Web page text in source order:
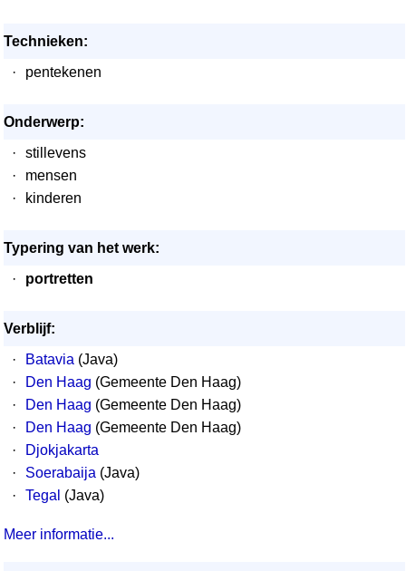
Technieken:
·
pentekenen
Onderwerp:
·
stillevens
·
mensen
·
kinderen
Typering van het werk:
·
portretten
Verblijf:
·
Batavia (Java)
·
Den Haag (Gemeente Den Haag)
·
Den Haag (Gemeente Den Haag)
·
Den Haag (Gemeente Den Haag)
·
Djokjakarta
·
Soerabaija (Java)
·
Tegal (Java)
Meer informatie...